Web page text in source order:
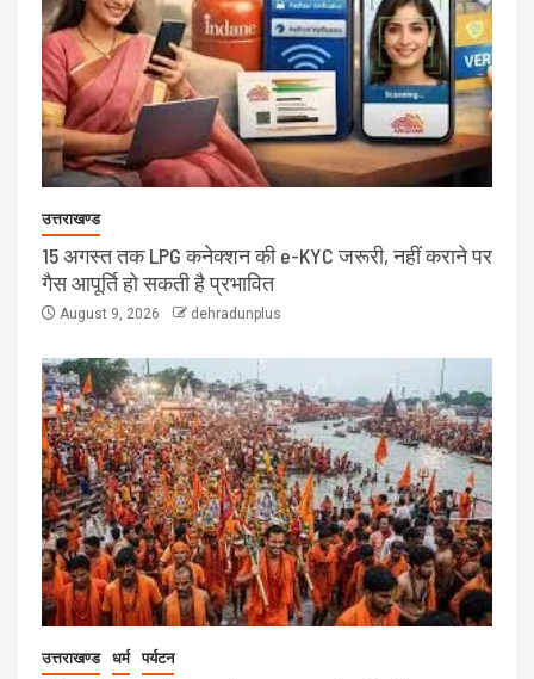
उत्तराखण्ड
15 अगस्त तक LPG कनेक्शन की e-KYC जरूरी, नहीं कराने पर
गैस आपूर्ति हो सकती है प्रभावित
August 9, 2026 dehradunplus
उत्तराखण्ड धर्म पर्यटन